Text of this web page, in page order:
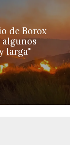
de Borox
algunos
larga"